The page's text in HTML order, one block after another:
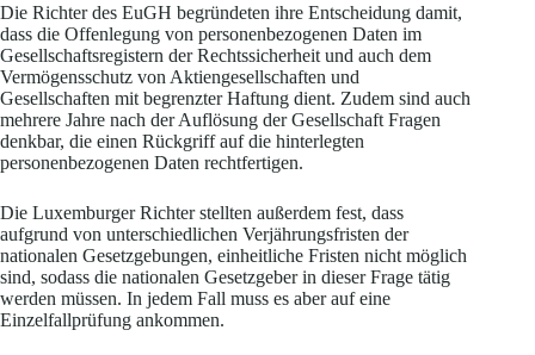
Die Richter des EuGH begründeten ihre Entscheidung damit,
dass die Offenlegung von personenbezogenen Daten im
Gesellschaftsregistern der Rechtssicherheit und auch dem
Vermögensschutz von Aktiengesellschaften und
Gesellschaften mit begrenzter Haftung dient. Zudem sind auch
mehrere Jahre nach der Auflösung der Gesellschaft Fragen
denkbar, die einen Rückgriff auf die hinterlegten
personenbezogenen Daten rechtfertigen.
Die Luxemburger Richter stellten außerdem fest, dass
aufgrund von unterschiedlichen Verjährungsfristen der
nationalen Gesetzgebungen, einheitliche Fristen nicht möglich
sind, sodass die nationalen Gesetzgeber in dieser Frage tätig
werden müssen. In jedem Fall muss es aber auf eine
Einzelfallprüfung ankommen.